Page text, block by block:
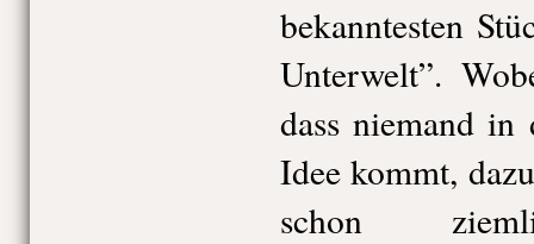
bekanntesten
Unterwelt”.
dass niemand
Idee kommt,
schon